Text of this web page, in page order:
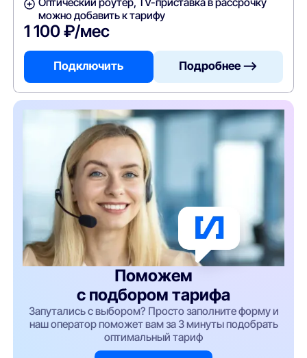
можно добавить к тарифу
1 100 ₽/мес
Подключить Подробнее —>
Поможем
с подбором тарифа
Запутались с выбором? Просто заполните форму и
наш оператор поможет вам за 3 минуты подобрать
оптимальный тариф